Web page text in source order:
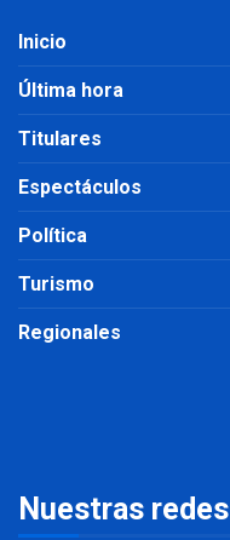
Inicio
Última hora
Titulares
Espectáculos
Política
Turismo
Regionales
Nuestras redes